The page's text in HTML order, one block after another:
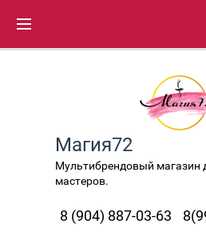
Магия72
Мультибрендовый магазин
мастеров.
8 (904) 887-03-63